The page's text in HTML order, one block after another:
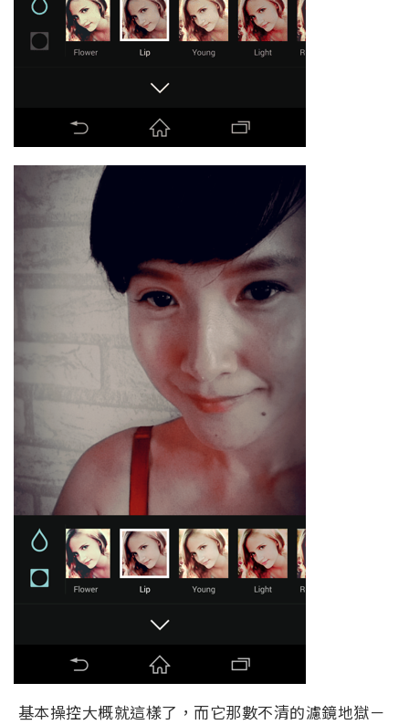
基本操控大概就這樣了，而它那數不清的濾鏡地獄－